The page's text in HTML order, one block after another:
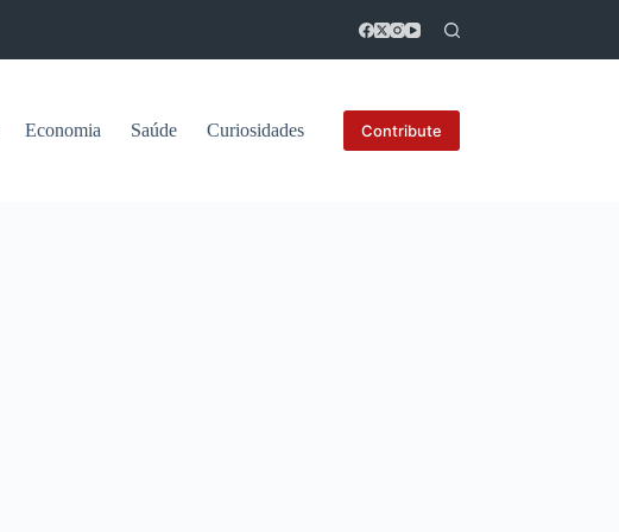
Economia Saúde Curiosidades Contribute